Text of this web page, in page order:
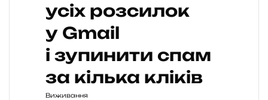
усіх розсилок
у Gmail
і зупинити спам
за кілька кліків
Виживання